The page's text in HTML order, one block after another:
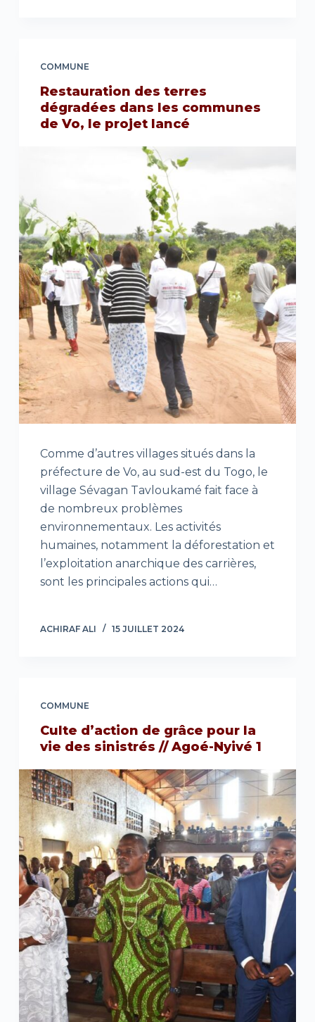
COMMUNE
Restauration des terres
dégradées dans les communes
de Vo, le projet lancé
Comme d’autres villages situés dans la
préfecture de Vo, au sud-est du Togo, le
village Sévagan Tavloukamé fait face à
de nombreux problèmes
environnementaux. Les activités
humaines, notamment la déforestation et
l’exploitation anarchique des carrières,
sont les principales actions qui…
ACHIRAF ALI 15 JUILLET 2024
COMMUNE
Culte d’action de grâce pour la
vie des sinistrés // Agoé-Nyivé 1